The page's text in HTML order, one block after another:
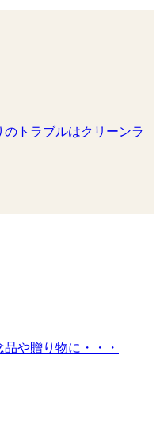
トラブルはクリーンラ
や贈り物に・・・